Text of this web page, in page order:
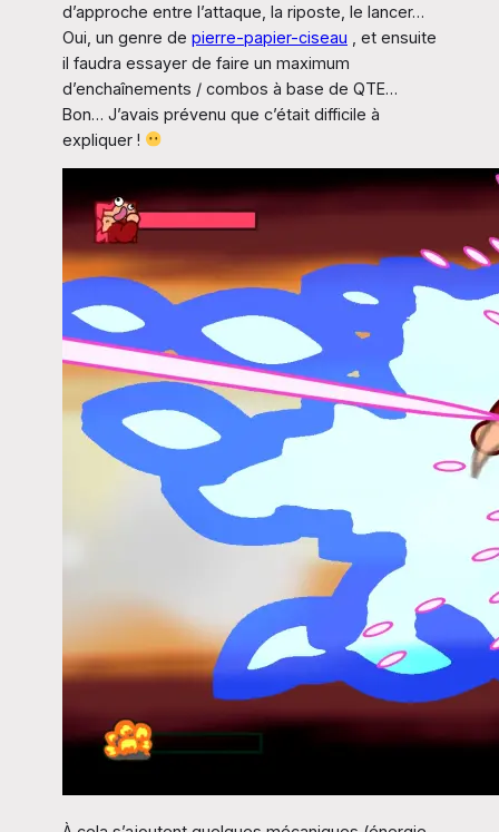
d’approche entre l’attaque, la riposte, le lancer…
Oui, un genre de pierre-papier-ciseau , et ensuite
il faudra essayer de faire un maximum
d’enchaînements / combos à base de QTE…
Bon… J’avais prévenu que c’était difficile à
expliquer !